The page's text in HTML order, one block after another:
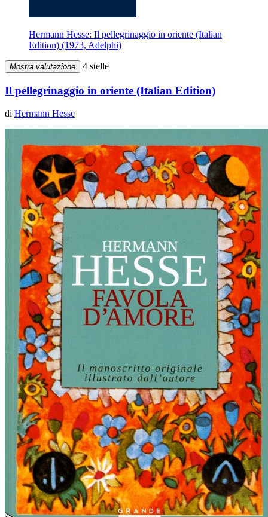
Hermann Hesse: Il pellegrinaggio in oriente (Italian
Edition) (1973, Adelphi)
Mostra valutazione 4 stelle
Il pellegrinaggio in oriente (Italian Edition)
di Hermann Hesse